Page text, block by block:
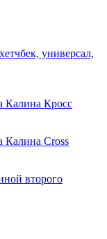
универсал,
Калина Кросс
Калина Cross
второго